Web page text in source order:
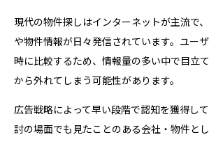
現代の物件探しはインターネットが主流で
や物件情報が日々発信されています。ユー
時に比較するため、情報量の多い中で目立
から外れてしまう可能性があります。
広告戦略によって早い段階で認知を獲得し
討の場面でも見たことのある会社・物件と